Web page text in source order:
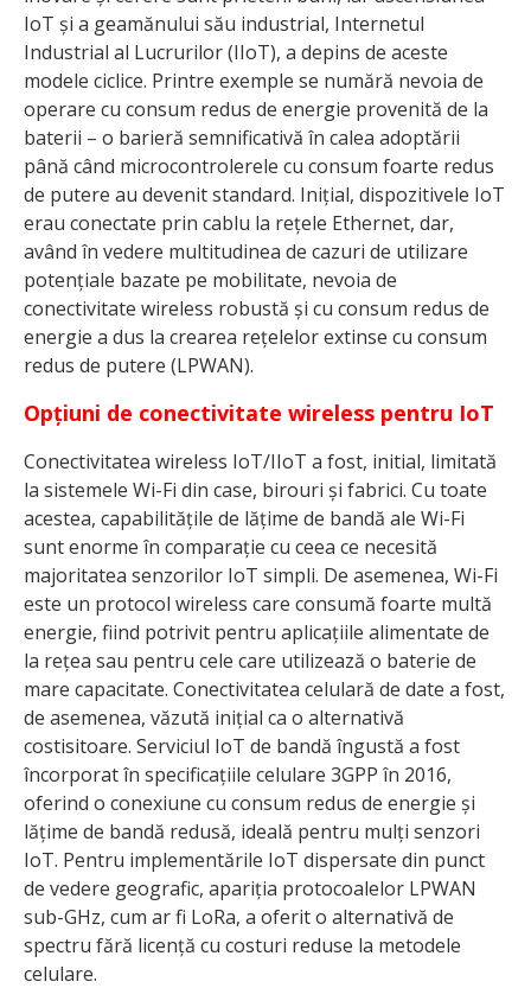
IoT și a geamănului său industrial, Internetul
Industrial al Lucrurilor (IIoT), a depins de aceste
modele ciclice. Printre exemple se numără nevoia de
operare cu consum redus de energie provenită de la
baterii – o barieră semnificativă în calea adoptării
până când microcontrolerele cu consum foarte redus
de putere au devenit standard. Inițial, dispozitivele IoT
erau conectate prin cablu la rețele Ethernet, dar,
având în vedere multitudinea de cazuri de utilizare
potențiale bazate pe mobilitate, nevoia de
conectivitate wireless robustă și cu consum redus de
energie a dus la crearea rețelelor extinse cu consum
redus de putere (LPWAN).
Opțiuni de conectivitate wireless pentru IoT
Conectivitatea wireless IoT/IIoT a fost, initial, limitată
la sistemele Wi-Fi din case, birouri și fabrici. Cu toate
acestea, capabilitățile de lățime de bandă ale Wi-Fi
sunt enorme în comparație cu ceea ce necesită
majoritatea senzorilor IoT simpli. De asemenea, Wi-Fi
este un protocol wireless care consumă foarte multă
energie, fiind potrivit pentru aplicațiile alimentate de
la rețea sau pentru cele care utilizează o baterie de
mare capacitate. Conectivitatea celulară de date a fost,
de asemenea, văzută inițial ca o alternativă
costisitoare. Serviciul IoT de bandă îngustă a fost
încorporat în specificațiile celulare 3GPP în 2016,
oferind o conexiune cu consum redus de energie și
lățime de bandă redusă, ideală pentru mulți senzori
IoT. Pentru implementările IoT dispersate din punct
de vedere geografic, apariția protocoalelor LPWAN
sub-GHz, cum ar fi LoRa, a oferit o alternativă de
spectru fără licență cu costuri reduse la metodele
celulare.